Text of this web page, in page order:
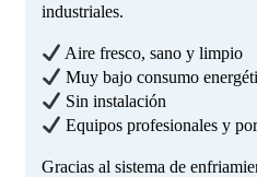
industriales.
Aire fresco, sano y limpio
Muy bajo consumo
Sin instalación
Equipos profesionales y
Gracias al sistema de